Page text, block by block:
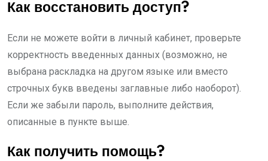
Как восстановить доступ?
Если не можете войти в личный кабинет, проверьте
корректность введенных данных (возможно, не
выбрана раскладка на другом языке или вместо
строчных букв введены заглавные либо наоборот).
Если же забыли пароль, выполните действия,
описанные в пункте выше.
Как получить помощь?